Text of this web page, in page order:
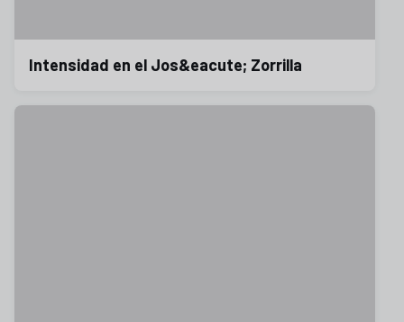
Intensidad en el Jos&eacute; Zorrilla